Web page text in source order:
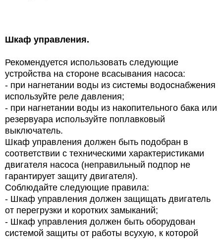
Шкаф управления.
Рекомендуется использовать следующие
устройства на стороне всасывания насоса:
- при нагнетании воды из системы водоснабжения
используйте реле давления;
- при нагнетании воды из накопительного бака или
резервуара используйте поплавковый
выключатель.
Шкаф управления должен быть подобран в
соответствии с техническими характеристиками
двигателя насоса (неправильный подпор не
гарантирует защиту двигателя).
Соблюдайте следующие правила:
- Шкаф управления должен защищать двигатель
от перегрузки и коротких замыканий;
- Шкаф управления должен быть оборудован
системой защиты от работы всухую, к которой